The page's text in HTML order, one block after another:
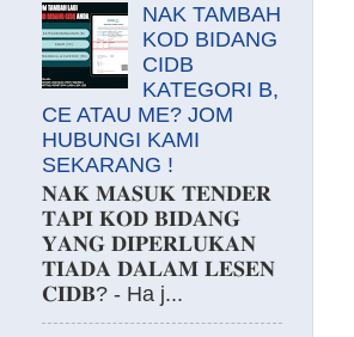
NAK TAMBAH
KOD BIDANG
CIDB
KATEGORI B,
CE ATAU ME? JOM
HUBUNGI KAMI
SEKARANG !
𝐍𝐀𝐊 𝐌𝐀𝐒𝐔𝐊 𝐓𝐄𝐍𝐃𝐄𝐑
𝐓𝐀𝐏𝐈 𝐊𝐎𝐃 𝐁𝐈𝐃𝐀𝐍𝐆
𝐘𝐀𝐍𝐆 𝐃𝐈𝐏𝐄𝐑𝐋𝐔𝐊𝐀𝐍
𝐓𝐈𝐀𝐃𝐀 𝐃𝐀𝐋𝐀𝐌 𝐋𝐄𝐒𝐄𝐍
𝐂𝐈𝐃𝐁? - Ha j...